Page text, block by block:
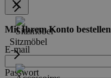
Sitzmöbel
Mit Ihrem Konto bestellen
E-mail
Passwort